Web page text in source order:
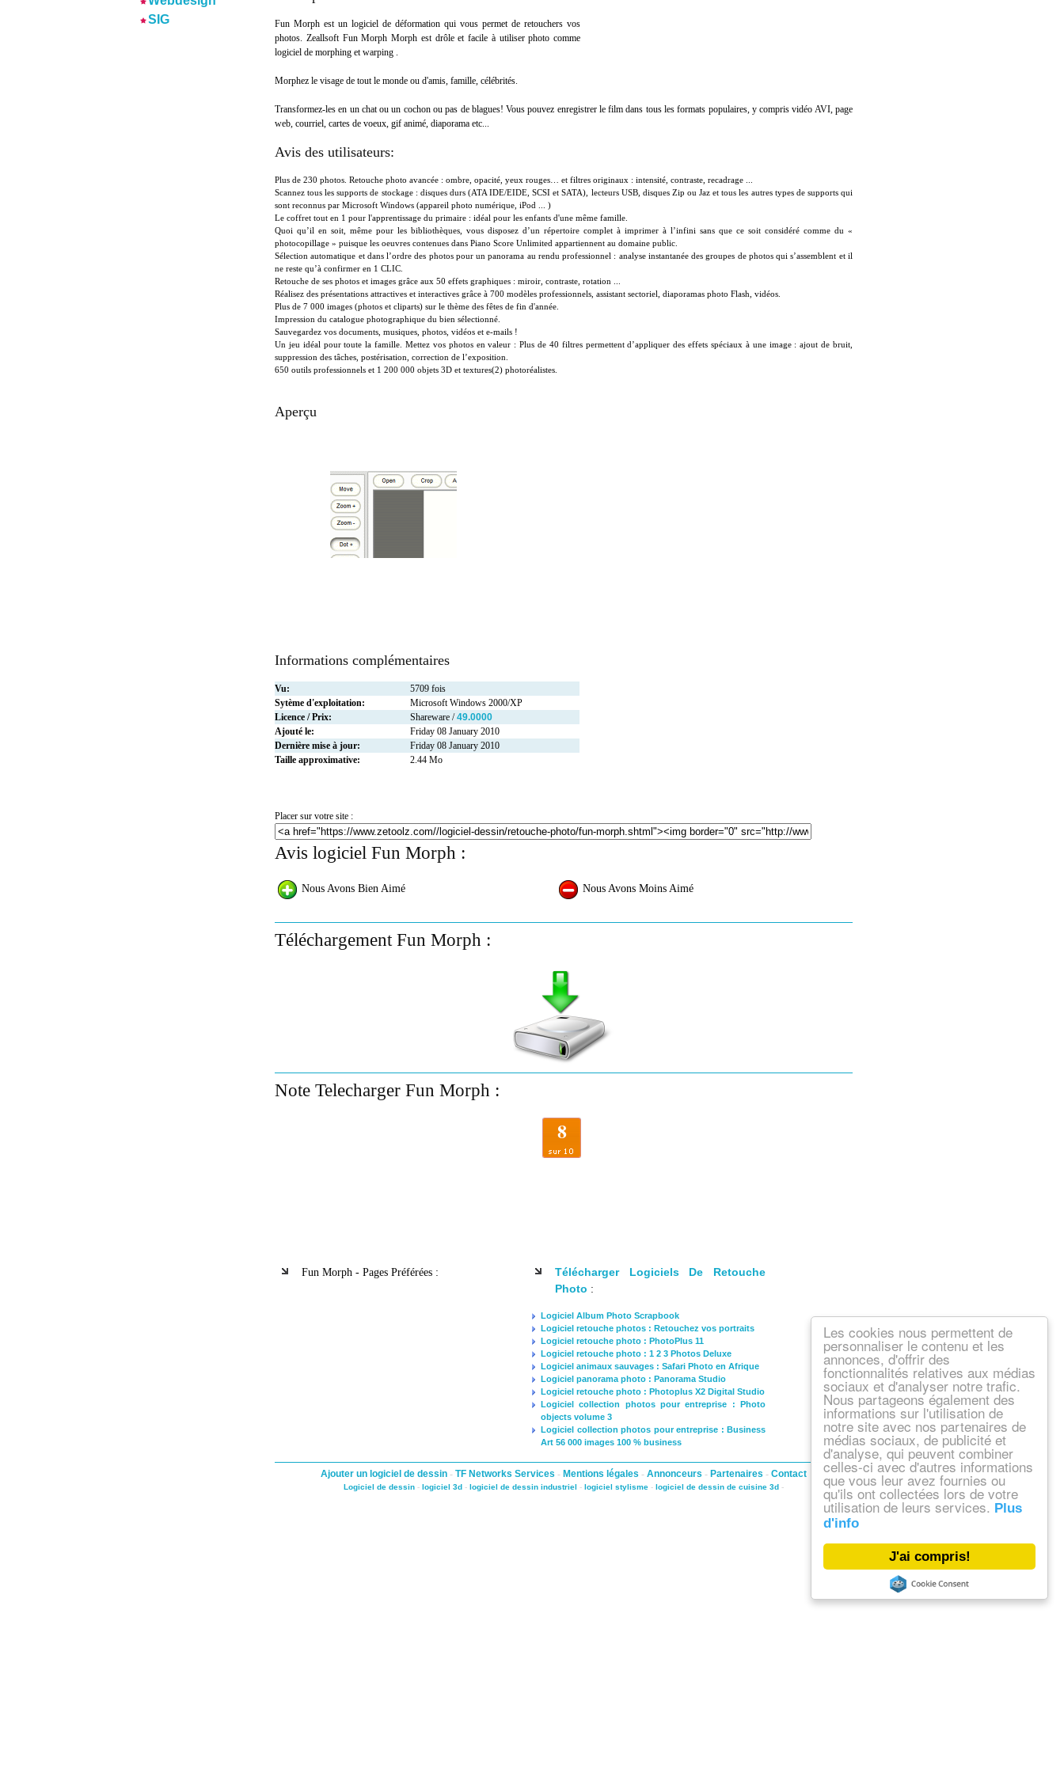
J'ai compris!
Les cookies nous permettent de
personnaliser le contenu et les
annonces, d'offrir des
fonctionnalités relatives aux médias
sociaux et d'analyser notre trafic.
Nous partageons également des
informations sur l'utilisation de
notre site avec nos partenaires de
médias sociaux, de publicité et
d'analyse, qui peuvent combiner
celles-ci avec d'autres informations
que vous leur avez fournies ou
qu'ils ont collectées lors de votre
utilisation de leurs services. Plus
d'info
SIG
Fun Morph est un logiciel de déformation qui vous permet de retouchers vos
photos. Zeallsoft Fun Morph Morph est drôle et facile à utiliser photo comme
logiciel de morphing et warping .
Morphez le visage de tout le monde ou d'amis, famille, célébrités.
Transformez-les en un chat ou un cochon ou pas de blagues! Vous pouvez enregistrer le film dans tous les formats populaires, y compris vidéo AVI, page
web, courriel, cartes de voeux, gif animé, diaporama etc...
Avis des utilisateurs:
Plus de 230 photos. Retouche photo avancée : ombre, opacité, yeux rouges… et filtres originaux : intensité, contraste, recadrage ...
Scannez tous les supports de stockage : disques durs (ATA IDE/EIDE, SCSI et SATA), lecteurs USB, disques Zip ou Jaz et tous les autres types de supports qui
sont reconnus par Microsoft Windows (appareil photo numérique, iPod ... )
Le coffret tout en 1 pour l'apprentissage du primaire : idéal pour les enfants d'une même famille.
Quoi qu’il en soit, même pour les bibliothèques, vous disposez d’un répertoire complet à imprimer à l’infini sans que ce soit considéré comme du «
photocopillage » puisque les oeuvres contenues dans Piano Score Unlimited appartiennent au domaine public.
Sélection automatique et dans l’ordre des photos pour un panorama au rendu professionnel : analyse instantanée des groupes de photos qui s’assemblent et il
ne reste qu’à confirmer en 1 CLIC.
Retouche de ses photos et images grâce aux 50 effets graphiques : miroir, contraste, rotation ...
Réalisez des présentations attractives et interactives grâce à 700 modèles professionnels, assistant sectoriel, diaporamas photo Flash, vidéos.
Plus de 7 000 images (photos et cliparts) sur le thème des fêtes de fin d'année.
Impression du catalogue photographique du bien sélectionné.
Sauvegardez vos documents, musiques, photos, vidéos et e-mails !
Un jeu idéal pour toute la famille. Mettez vos photos en valeur : Plus de 40 filtres permettent d’appliquer des effets spéciaux à une image : ajout de bruit,
suppression des tâches, postérisation, correction de l’exposition.
650 outils professionnels et 1 200 000 objets 3D et textures(2) photoréalistes.
Aperçu
Informations complémentaires
Vu:
5709 fois
Sytème d'exploitation:
Microsoft Windows 2000/XP
Licence / Prix:
Shareware /49.0000
Ajouté le:
Friday 08 January 2010
Dernière mise à jour:
Friday 08 January 2010
Taille approximative:
2.44 Mo
Placer sur votre site :
Avis logiciel Fun Morph :
Nous Avons Bien Aimé Nous Avons Moins Aimé
Téléchargement Fun Morph :
Note Telecharger Fun Morph :
8
Fun Morph - Pages Préférées :
Télécharger Logiciels De Retouche
Photo :
Logiciel Album Photo Scrapbook
Logiciel retouche photos : Retouchez vos portraits
Logiciel retouche photo : PhotoPlus 11
Logiciel retouche photo : 1 2 3 Photos Deluxe
Logiciel animaux sauvages : Safari Photo en Afrique
Logiciel panorama photo : Panorama Studio
Logiciel retouche photo : Photoplus X2 Digital Studio
Logiciel collection photos pour entreprise : Photo
objects volume 3
Logiciel collection photos pour entreprise : Business
Art 56 000 images 100 % business
Ajouter un logiciel de dessin - TF Networks Services - Mentions légales - Annonceurs - Partenaires - Contact
Logiciel de dessin- logiciel 3d- logiciel de dessin industriel - logiciel stylisme- logiciel de dessin de cuisine 3d-